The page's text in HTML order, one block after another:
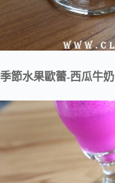
季節水果歐蕾-西瓜牛奶